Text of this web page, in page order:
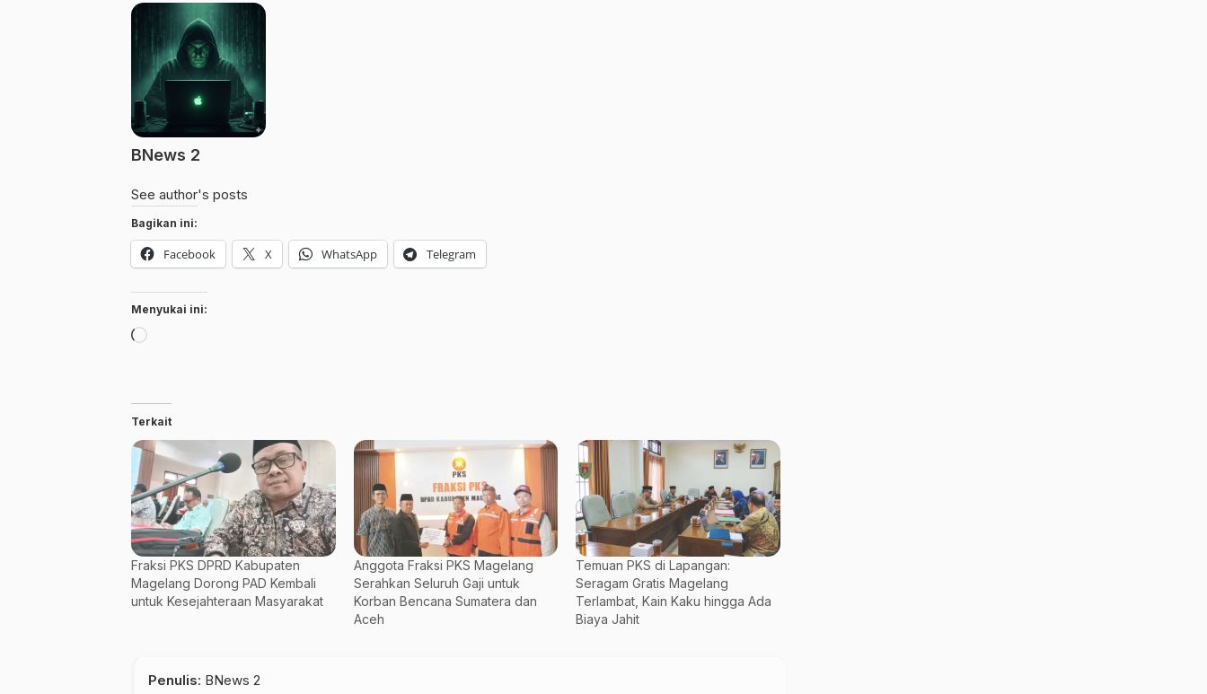
BNews 2
See author's posts
Bagikan ini:
Facebook X WhatsApp Telegram
Menyukai ini:
Memuat...
Terkait
Fraksi PKS DPRD Kabupaten
Magelang Dorong PAD Kembali
untuk Kesejahteraan Masyarakat
Anggota Fraksi PKS Magelang
Serahkan Seluruh Gaji untuk
Korban Bencana Sumatera dan
Aceh
Temuan PKS di Lapangan:
Seragam Gratis Magelang
Terlambat, Kain Kaku hingga Ada
Biaya Jahit
Penulis: BNews 2